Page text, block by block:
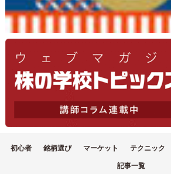
初心者 銘柄選び マーケット テクニック
記事一覧